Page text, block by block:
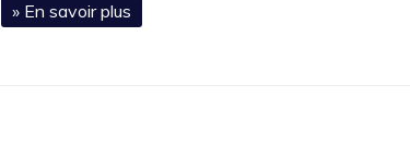
» En savoir plus